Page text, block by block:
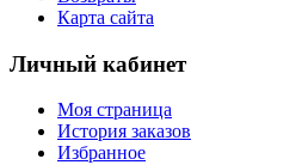
Карта сайта
Личный кабинет
Моя страница
История заказов
Избранное